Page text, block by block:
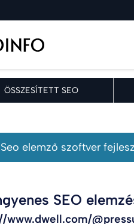
ÖSSZESÍTETT SEO
elemző szoftver
SEO
www.dwell.com/